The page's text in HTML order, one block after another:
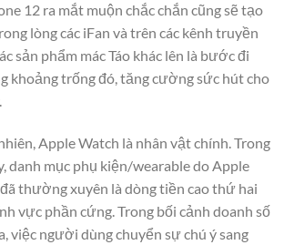
12 ra mắt muộn chắc chắn cũng sẽ tạo
lòng các iFan và trên các kênh truyền
sản phẩm mác Táo khác lên là bước đi
khoảng trống đó, tăng cường sức hút cho
Apple Watch là nhân vật chính. Trong
danh mục phụ kiện/wearable do Apple
thường xuyên là dòng tiền cao thứ hai
vực phần cứng. Trong bối cảnh doanh số
việc người dùng chuyển sự chú ý sang